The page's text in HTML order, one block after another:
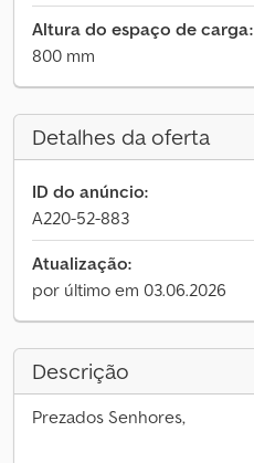
Altura do espaço de carga:
800 mm
Detalhes da oferta
ID do anúncio:
A220-52-883
Atualização:
por último em 03.06.2026
Descrição
Prezados Senhores,